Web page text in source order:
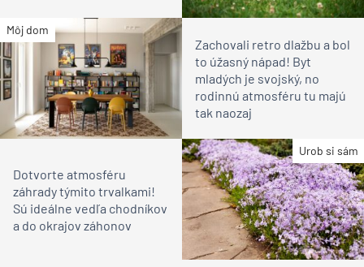
Môj dom
Zachovali retro dlažbu a bol
to úžasný nápad! Byt
mladých je svojský, no
rodinnú atmosféru tu majú
tak naozaj
Urob si sám
Dotvorte atmosféru
záhrady týmito trvalkami!
Sú ideálne vedľa chodníkov
a do okrajov záhonov